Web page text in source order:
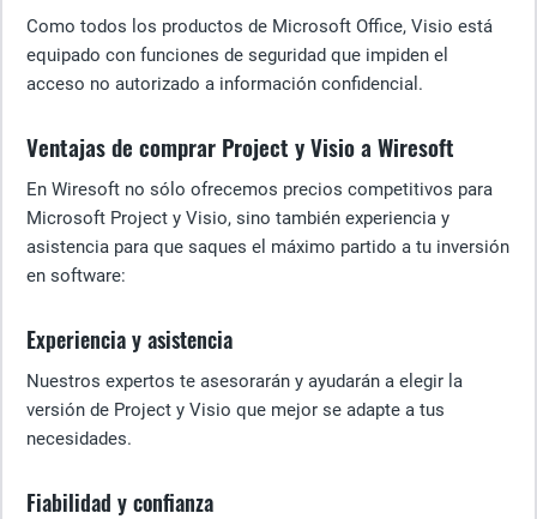
Como todos los productos de Microsoft Office, Visio está
equipado con funciones de seguridad que impiden el
acceso no autorizado a información confidencial.
Ventajas de comprar Project y Visio a Wiresoft
En Wiresoft no sólo ofrecemos precios competitivos para
Microsoft Project y Visio, sino también experiencia y
asistencia para que saques el máximo partido a tu inversión
en software:
Experiencia y asistencia
Nuestros expertos te asesorarán y ayudarán a elegir la
versión de Project y Visio que mejor se adapte a tus
necesidades.
Fiabilidad y confianza